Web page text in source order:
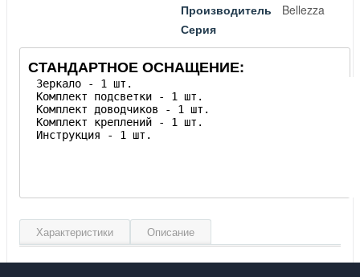
Производитель
Bellezza
Серия
СТАНДАРТНОЕ ОСНАЩЕНИЕ:
Характеристики Описание